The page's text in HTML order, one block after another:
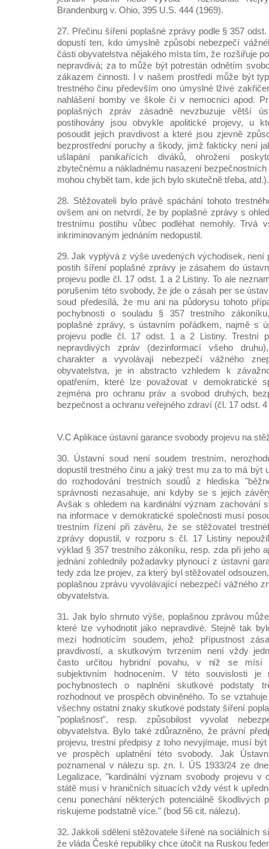
Brandenburg v. Ohio, 395 U.S. 444 (1969).
27. Přečinu šíření poplašné zprávy podle § 357
dopustí ten, kdo úmyslně způsobí nebezpečí
části obyvatelstva nějakého místa tím, že rozšiřuje
nepravdivá; za to může být potrestán odnětím
zákazem činnosti. I v našem prostředí může být
trestného činu především ono úmyslné lživé
nahlášení bomby ve škole či v nemocnici apod.
poplašných zpráv zásadně nevzbuzuje větší
postihovány jsou obvykle apolitické projevy, u
posoudit jejich pravdivost a které jsou zjevně
bezprostřední poruchy a škody, jimž fakticky není
ušlapání panikařících diváků, ohrožení
zbytečnému a nákladnému nasazení
mohou chybět tam, kde jich bylo skutečně třeba, atd.).
28. Stěžovateli bylo právě spáchání tohoto
ovšem ani on netvrdí, že by poplašné zprávy s
trestnímu postihu vůbec podléhat nemohly.
inkriminovaným jednáním nedopustil.
29. Jak vyplývá z výše uvedených východisek, není
postih šíření poplašné zprávy je zásahem do
projevu podle čl. 17 odst. 1 a 2 Listiny. To ale
porušením této svobody, že jde o zásah per se
soud předesílá, že mu ani na půdorysu tohoto
pochybnosti o souladu § 357 trestního
poplašné zprávy, s ústavním pořádkem, najmě s
projevu podle čl. 17 odst. 1 a 2 Listiny. Trestní
nepravdivých zpráv (dezinformací všeho
charakter a vyvolávají nebezpečí vážného
obyvatelstva, je in abstracto vzhledem k
opatřením, které lze považovat v demokratické
zejména pro ochranu práv a svobod druhých,
bezpečnost a ochranu veřejného zdraví (čl. 17 odst.
V.C Aplikace ústavní garance svobody projevu na
30. Ústavní soud není soudem trestním,
dopustil trestného činu a jaký trest mu za to má být
do rozhodování trestních soudů z hlediska
správnosti nezasahuje, ani kdyby se s jejich
Avšak s ohledem na kardinální význam zachování
na informace v demokratické společnosti musí
trestním řízení při závěru, že se stěžovatel
zprávy dopustil, v rozporu s čl. 17 Listiny
výklad § 357 trestního zákoníku, resp. zda při jeho
jednání zohlednily požadavky plynoucí z ústavní
tedy zda lze projev, za který byl stěžovatel
poplašnou zprávu vyvolávající nebezpečí vážného
obyvatelstva.
31. Jak bylo shrnuto výše, poplašnou zprávou
které lze vyhodnotit jako nepravdivé. Stejně tak
mezi hodnotícím soudem, jehož přípustnost
pravdivostí, a skutkovým tvrzením není vždy
často určitou hybridní povahu, v níž se mísí
subjektivním hodnocením. V této souvislosti
pochybnostech o naplnění skutkové podstaty
rozhodnout ve prospěch obviněného. To se
všechny ostatní znaky skutkové podstaty šíření
"poplašnost", resp. způsobilost vyvolat
obyvatelstva. Bylo také zdůrazněno, že právní
projevu, trestní předpisy z toho nevyjímaje, musí
ve prospěch uplatnění této svobody. Jak
poznamenal v nálezu sp. zn. I. ÚS 1933/24 ze
Legalizace, "kardinální význam svobody projevu v
státě musí v hraničních situacích vždy vést k
cenu ponechání některých potenciálně škodlivých
riskujeme podstatně více." (bod 56 cit. nálezu).
32. Jakkoli sdělení stěžovatele šířené na sociálních
že vláda České republiky chce útočit na Ruskou